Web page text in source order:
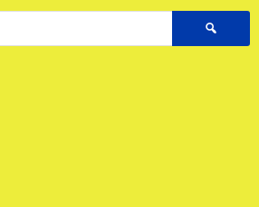
Suchen